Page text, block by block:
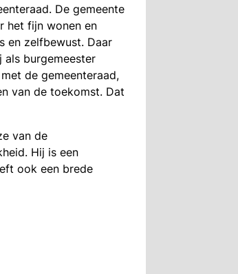
De gemeente
het fijn wonen en
en zelfbewust. Daar
als burgemeester
de gemeenteraad,
van de toekomst. Dat
van de
Hij is een
ook een brede